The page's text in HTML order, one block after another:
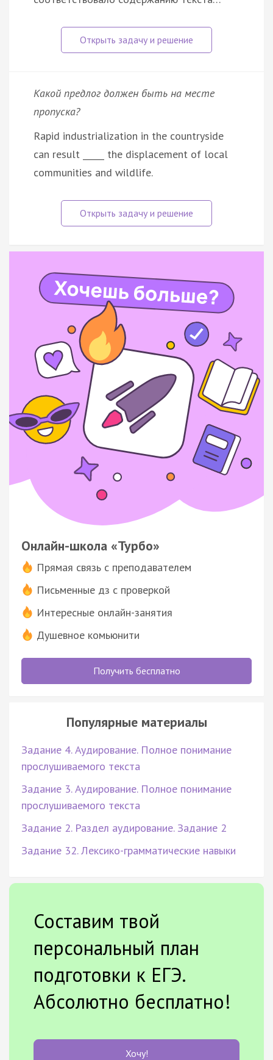
Какой предлог должен быть на месте
пропуска?
Rapid industrialization in the countryside
can result _____ the displacement of local
communities and wildlife.
Онлайн-школа «Турбо»
Прямая связь с преподавателем
Письменные дз с проверкой
Интересные онлайн-занятия
Душевное комьюнити
Получить бесплатно
Популярные материалы
Задание 4. Аудирование. Полное понимание
прослушиваемого текста
Задание 3. Аудирование. Полное понимание
прослушиваемого текста
Задание 2. Раздел аудирование. Задание 2
Задание 32. Лексико-грамматические навыки
Составим твой
персональный план
подготовки к ЕГЭ.
Абсолютно бесплатно!
Хочу!